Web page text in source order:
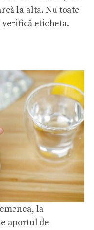
la alta. Nu toate
eticheta.
la
aportul de